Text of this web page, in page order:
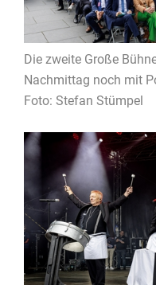
Die zweite Große
Nachmittag noch mit
Foto: Stefan Stümpel